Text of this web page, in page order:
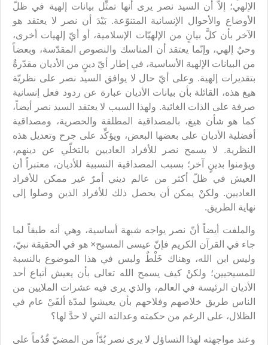
الإلهي؛ إلاّ أن السيد نصر يرى أنها تمثِّل بيانات إلهية في ظلّ
الأوضاع والأحوال الإنسانية المتنوّعة. بَيْدَ أن نصر لا يعتقد هو
الآخر بأن كلَّ بيانٍ من الإلهيّات الإسلامية، أو أيّ إلهيات أخرى،
وحيٌ إلهي، وإنّما يعتقد أن المناسك والنصوص المقدّسة، وبعضاً
من البيانات الإلهية الأساسية، في إطار أيّ دينٍ من الأديان مقدّرةٌ
بتقديرات إلهية. وعلى أيّ حال لا يوافق السيد نصر على نظريّة
هيغ هذه، القائلة بأن بيانات الأديان عبارة عن ردود فعل إنسانية
صرفة على الذات الغائية. ولهذا السبب لا يعتقد السيد نصر أيضاً،
كما هو شأن هيغ، بالمصداقية المطلقة والحصرية، ومصداقية
أفضلية الأديان على بعضها البعض، ويؤكِّد على جرح وتعديل هذه
النظرية. لا يسمح نصر للأفراد العاديين بالتخلّي عن دينهم،
ويؤمنوا بدينٍ آخر؛ بسبب المصداقية النسبية للأديان، معتبراً أن
العيش في ظلّ أكثر من عالم ديني أمرٌ غير ممكن للأفراد
العاديين. ولكنْ يمكن أن يحصل ذلك للأفراد الذين وصلوا إلى
نهاية الطريق.
والملفت أيضاً أنّ نصر يواجه شبهة أساسية، وهي أنه طبقاً لما
جاء في القرآن الكريم فإنّ عيسى المسيح× هو في الحقيقة نبيّ،
وليس ابن الله، وهناك خَلْطٌ ولبس في هذا الموضوع بالنسبة
للمسيحيين؛ ولكنْ كيف يسمح الله تعالى بأن يعيش أتباع أحد
الأديان الرئيسة في العالم، والذي يرى فيه عشرات الملايين من
الناس طريق خلاصهم وفلاحهم بأن يعيشوا لمدّة ألفَيْ عام في
الظلال، على الرغم من حكمته وعدالته التي لا حدَّ لها؟
وعند مواجهته لهذا التساؤل لا يرى نصر بُدّاً من المضيّ قُدُماً على